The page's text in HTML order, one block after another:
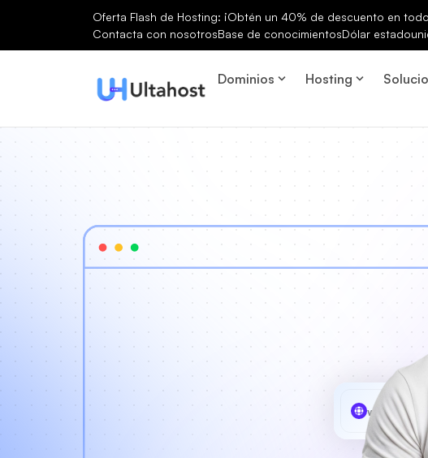
Oferta Flash de Hosting: ¡Obtén un 40% de descuento en
Contacta con nosotrosBase de conocimientosDólar
Dominios Hosting
www MyCafe